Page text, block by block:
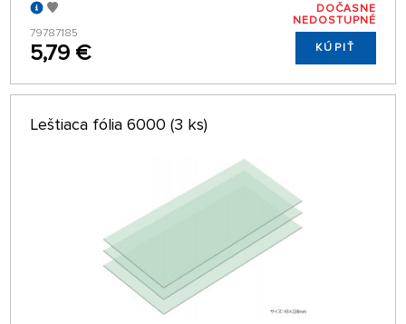
79787185
5,79 €
DOČASNE
NEDOSTUPNÉ
KÚPIŤ
Leštiaca fólia 6000 (3 ks)